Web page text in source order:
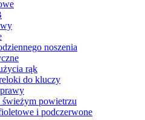
noszenia
rąk
do kluczy
powietrzu
i podczerwone